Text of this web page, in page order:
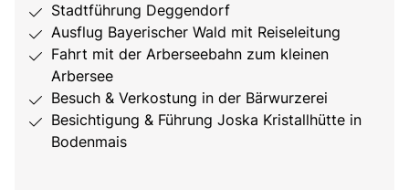
Stadtführung Deggendorf
Ausflug Bayerischer Wald mit Reiseleitung
Fahrt mit der Arberseebahn zum kleinen
Arbersee
Besuch & Verkostung in der Bärwurzerei
Besichtigung & Führung Joska Kristallhütte in
Bodenmais